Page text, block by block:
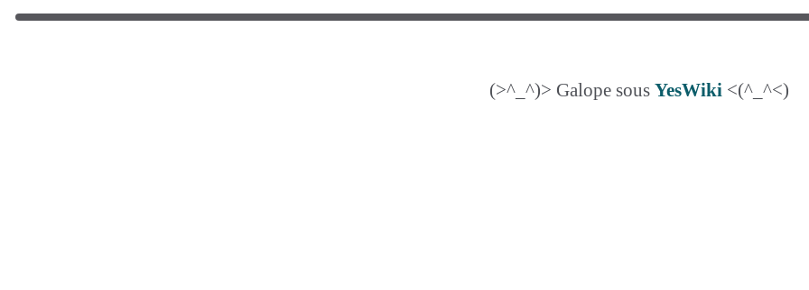
(>^_^)> Galope sous YesWiki <(^_^<)